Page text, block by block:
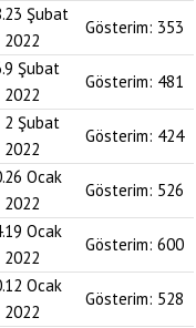
23 Şubat
2022
Gösterim: 353
9 Şubat
2022
Gösterim: 481
2 Şubat
2022
Gösterim: 424
26 Ocak
2022
Gösterim: 526
19 Ocak
2022
Gösterim: 600
12 Ocak
2022
Gösterim: 528